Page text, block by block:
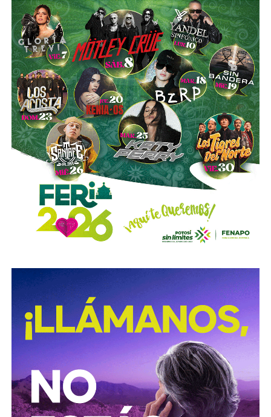
del Metro de Nueva York.
El vínculo de Slim con El Realito no se limita a su
participación como socio operador. La propia constructora
de Carlos Slim,Carso Infraestructura y Construcción
(CICSA), fue la que diseñó y construyó físicamente la
presa, bajo un contrato adjudicado en 2008. Así lo
documenta el propio sitio de CICSA, que enlista la obra en
su portafolio de proyectos de agua, junto con reportes de
la revistaExpansióny los reportes anuales de Grupo
Carso, que reportan el avance de la construcción en 2008 y
su conclusión en 2012. Es decir:antes de cobrar por
operar el acueducto, Slim ya había cobrado por
levantarlo.
El otro bloque,Conoinsa/Empresas ICA
(50.999% del
consorcio, la porción mayor), no es de Slim (o no del todo).
reportaje de investigación para la revistaProceso(15 de
marzo de 2025), con actas de asamblea y registros
públicos, el conglomerado ICA lo controla desde el
rescate financiero de 2016-2018 el financiero
regiomontano David Martínez Guzmán , vía vehículos
de Luxemburgo ligados a su fondo
Fintech Advisory , en
sociedad con
Bernardo Gómez yAlfonso de Angoitia
los dos copresidentes de Grupo Televisa.
La estructura accionaria de ICA Tenedora se ha modificado
con el tiempo: tras la venta a la francesa Vinci, en